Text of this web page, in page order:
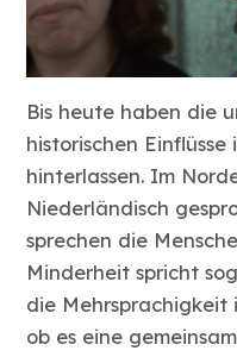
Bis heute haben die
historischen
hinterlassen. Im
Niederländisch
sprechen die
Minderheit spricht
die Mehrsprachigkeit
ob es eine